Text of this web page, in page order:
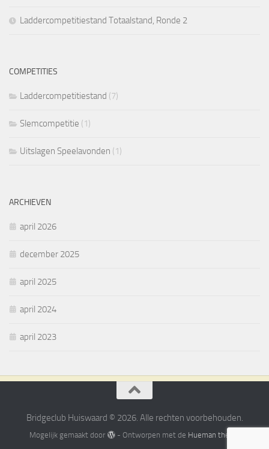
Laddercompetitiestand Totaalstand, Ronde 2
COMPETITIES
Laddercompetitiestand (7)
Slemcompetitie (1)
Uitslagen Speelavonden (1)
ARCHIEVEN
april 2026
december 2025
april 2025
april 2024
april 2023
Bridgeclub Huiswaard © 2026. Alle rechten voorbehouden.
Mogelijk gemaakt door - Ontworpen met de Hueman thema